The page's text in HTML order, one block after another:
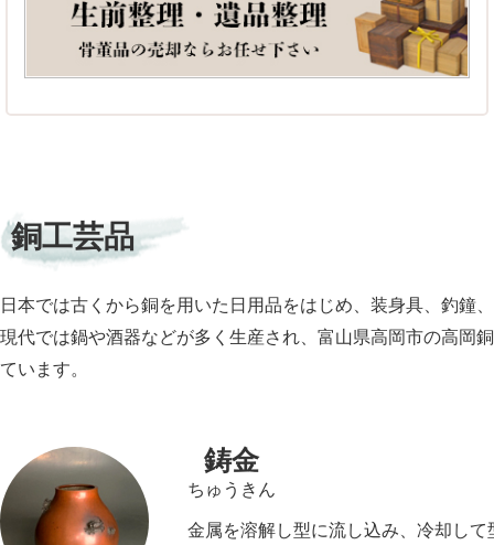
銅工芸品
日本では古くから銅を用いた日用品をはじめ、装身具、釣鐘
現代では鍋や酒器などが多く生産され、富山県高岡市の高岡
ています。
鋳金
ちゅうきん
金属を溶解し型に流し込み、冷却し